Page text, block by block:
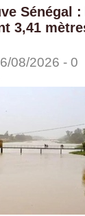
Sénégal :
3,41
08/2026 - 0